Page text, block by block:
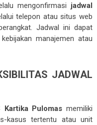
mengonfirmasi jadwal
telepon atau situs web
Jadwal ini dapat
manajemen atau
JADWAL
Pulomas memiliki
kasus tertentu atau unit